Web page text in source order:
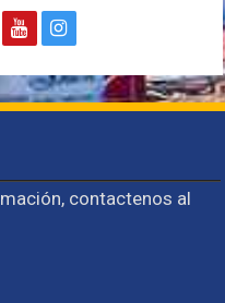
contactenos al